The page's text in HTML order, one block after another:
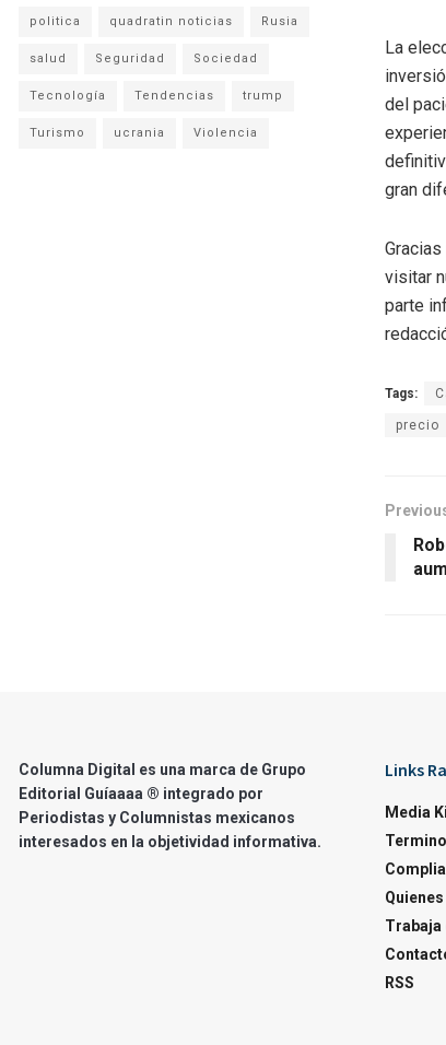
La
del
gran
visitar
parte
Tags:
precio
politica quadratin noticias Rusia
salud Seguridad Sociedad
Tecnología Tendencias trump
Turismo ucrania Violencia
Columna Digital es una marca de Grupo
Editorial Guíaaaa ® integrado por
Periodistas y Columnistas mexicanos
interesados en la objetividad informativa.
Links
Media
Trabaja
RSS